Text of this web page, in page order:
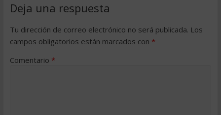
Deja una respuesta
Tu dirección de correo electrónico no será publicada. Los
campos obligatorios están marcados con *
Comentario *